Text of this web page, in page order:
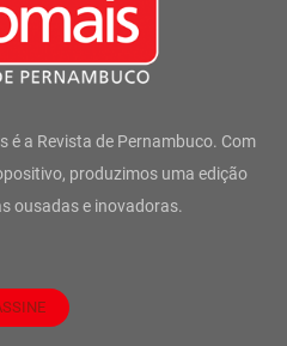
é a Revista de Pernambuco. Com
produzimos uma edição
ousadas e inovadoras.